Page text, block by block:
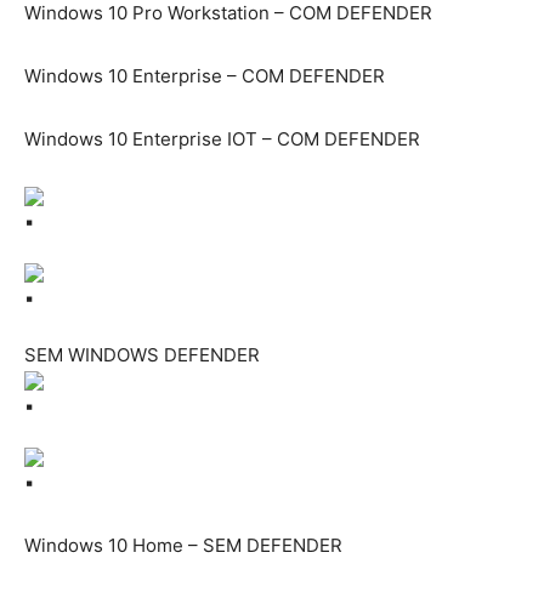
Windows 10 Pro Workstation – COM DEFENDER
Windows 10 Enterprise – COM DEFENDER
Windows 10 Enterprise IOT – COM DEFENDER
SEM WINDOWS DEFENDER
Windows 10 Home – SEM DEFENDER